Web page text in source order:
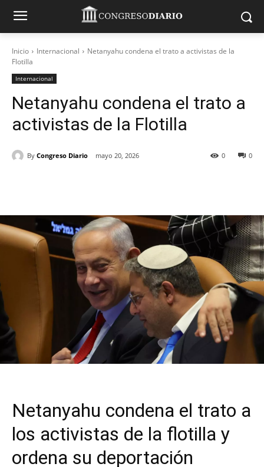
Inicio Internacional
Netanyahu condena el trato a activistas de la
Flotilla
Internacional
Netanyahu condena el trato a
activistas de la Flotilla
By Congreso Diario mayo 20, 2026 0
0
Netanyahu condena el trato a
los activistas de la flotilla y
ordena su deportación